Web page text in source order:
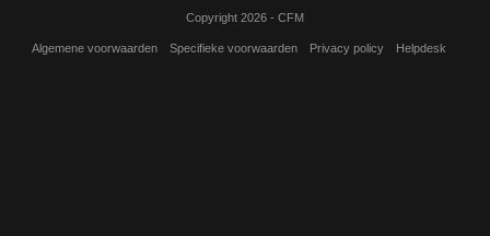
Copyright 2026 - CFM
Algemene voorwaarden Specifieke voorwaarden Privacy policy Helpdesk